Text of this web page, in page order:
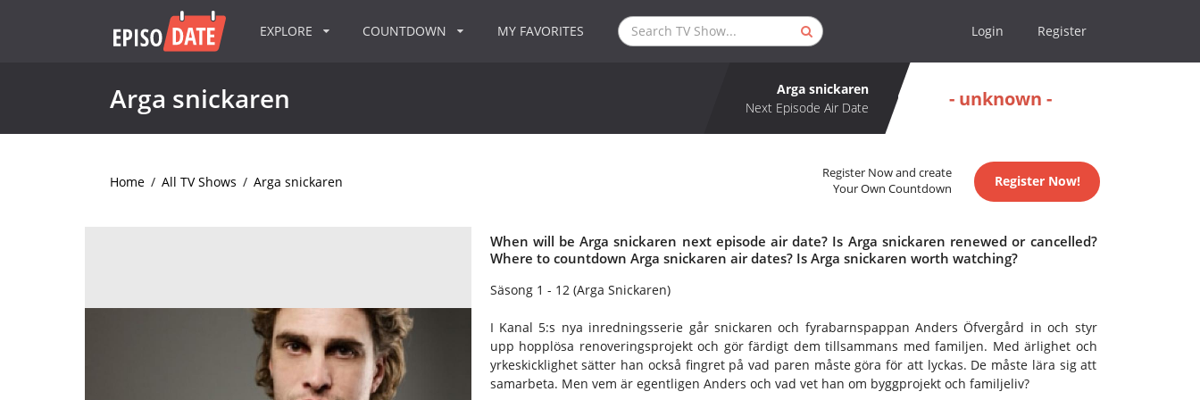
EXPLORE COUNTDOWN MY FAVORITES Login Register
Arga snickaren
Arga snickaren
Next Episode Air Date
- unknown -
Home / All TV Shows / Arga snickaren
Register Now and create
Your Own Countdown
Register Now!
When will be Arga snickaren next episode air date? Is Arga snickaren renewed or cancelled?
Where to countdown Arga snickaren air dates? Is Arga snickaren worth watching?
Säsong 1 - 12 (Arga Snickaren)
I Kanal 5:s nya inredningsserie går snickaren och fyrabarnspappan Anders Öfvergård in och styr
upp hopplösa renoveringsprojekt och gör färdigt dem tillsammans med familjen. Med ärlighet och
yrkeskicklighet sätter han också fingret på vad paren måste göra för att lyckas. De måste lära sig att
samarbeta. Men vem är egentligen Anders och vad vet han om byggprojekt och familjeliv?